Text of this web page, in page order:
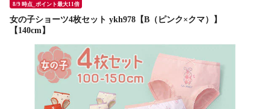
8/9 時点_ポイント最大11倍
女の子ショーツ4枚セット ykh978【B（ピンク×クマ）】
【140cm】